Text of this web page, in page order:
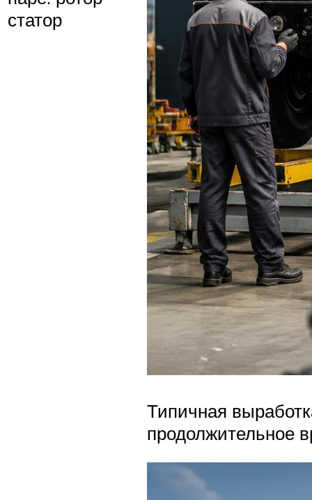
статор
Типичная
продолжительное